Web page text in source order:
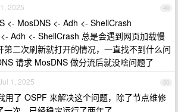
49
2025
<- MosDNS <- Adh <- ShellCrash
Adh <- ShellCrash 总是会遇到网页加载慢
第二次刷新就打开的情况，一直找不到什么问
请求 MosDNS 做分流后就没啥问题了
50
1, 2025
用了 OSPF 来解决这个问题，除了节点维修